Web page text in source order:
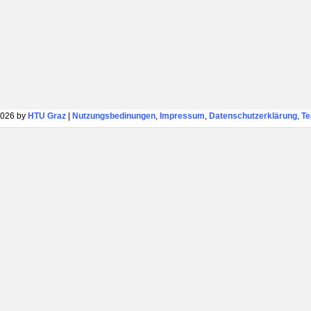
by HTU Graz| Nutzungsbedinungen, Impressum, Datenschutzerklärung,